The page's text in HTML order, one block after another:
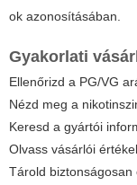
ok azonosításában.
Gyakorlati
Ellenőrizd a PG/VG
Nézd meg a
Keresd a gyártói
Olvass vásárlói
Tárold biztonságosan